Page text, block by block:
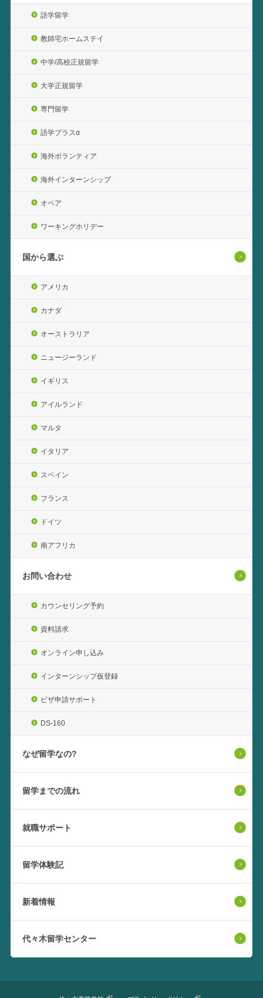
語学留学
教師宅ホームステイ
中学/高校正規留学
大学正規留学
専門留学
語学プラスα
海外ボランティア
海外インターンシップ
オペア
ワーキングホリデー
国から選ぶ
アメリカ
カナダ
オーストラリア
ニュージーランド
イギリス
アイルランド
マルタ
イタリア
スペイン
フランス
ドイツ
南アフリカ
お問い合わせ
カウンセリング予約
資料請求
オンライン申し込み
インターンシップ仮登録
ビザ申請サポート
DS-160
なぜ留学なの?
留学までの流れ
就職サポート
留学体験記
新着情報
代々木留学センター